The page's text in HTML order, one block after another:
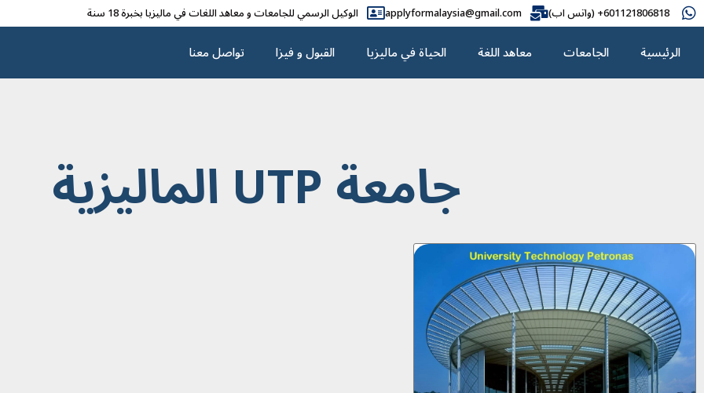
601121806818+ (واتس اب) applyformalaysia@gmail.com الوکیل الرسمي للجامعات و معاهد اللغات في مالیزیا بخبرة 18 سنة
الرئيسية الجامعات معاهد اللغة الحياة في ماليزيا القبول و فیزا تواصل معنا
جامعة UTP الماليزية